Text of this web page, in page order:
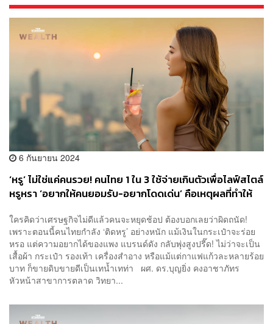
6 กันยายน 2024
‘หรู’ ไม่ใช่แค่คนรวย! คนไทย 1 ใน 3 ใช้จ่ายเกินตัวเพื่อไลฟ์สไตล์
หรูหรา ‘อยากให้คนยอมรับ-อยากโดดเด่น’ คือเหตุผลที่ทำให้
ใครคิดว่าเศรษฐกิจไม่ดีแล้วคนจะหยุดช้อป ต้องบอกเลยว่าผิดถนัด!
เพราะตอนนี้คนไทยกำลัง ‘ติดหรู’ อย่างหนัก แม้เงินในกระเป๋าจะร่อย
หรอ แต่ความอยากได้ของแพง แบรนด์ดัง กลับพุ่งสูงปรี๊ด! ไม่ว่าจะเป็น
เสื้อผ้า กระเป๋า รองเท้า เครื่องสำอาง หรือแม้แต่กาแฟแก้วละหลายร้อย
บาท ก็ขายดิบขายดีเป็นเทน้ำเทท่า ผศ. ดร.บุญยิ่ง คงอาชาภัทร
หัวหน้าสาขาการตลาด วิทยา...